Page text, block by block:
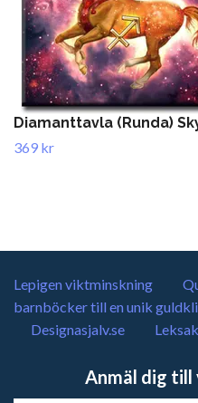
Diamanttavla (Runda)
369 kr
Lepigen viktminskning
barnböcker till en unik
Designasjalv.se
Anmäl dig till